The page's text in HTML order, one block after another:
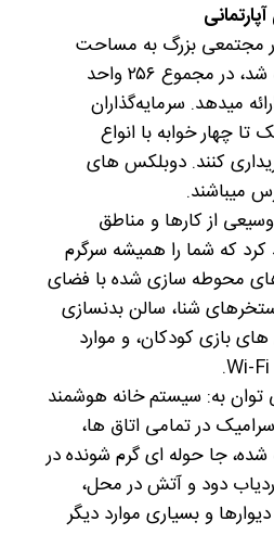
مجتمعی بزرگ به مساحت
۱۵،۳۰۰ متر مربع ساخته شد، در مجموع ۲۵۶ واحد
در ۱۱ بلوک ارائه میدهد. سرمایه‌گذاران
تا چهار خوابه با انواع
کنند. دوبلکس های
میباشند.
از کارها و مناطق
کرد که شما را همیشه سرگرم
های محوطه سازی شده با فضای
شنا، سالن بدنسازی
بازی کودکان، و موارد
توان به: سیستم خانه هوشمند
در تمامی اتاق ها،
جا حوله ای گرم شونده در
دود و آتش در محل،
و بسیاری موارد دیگر